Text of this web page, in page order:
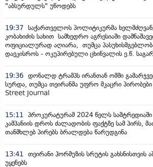
"აბსურდულს" უწოდებს
19:37 საქართველოს პოლიტიკურმა
კობახიძის სახით სამხედრო აგრესიაში
ოფიციალურად აღიარა, თუმცა პასუხისმგებლობა
დაეკისროს - ოკუპირებული ცხინვალის ე.წ.
19:36 დონალდ ტრამპს ირანთან ომში
სურდა, თუმცა თეირანმა უფრო მკაცრი პირობები
Street Journal
15:11 პროკურატურამ 2024 წელს სამტრედიაში
კამპანიის დროს ძალადობის ფაქტზე სამ პირს,
თანმხლებ პირებს ბრალდება წარუდგინა
13:41 თეირანი ჰორმუზის სრუტის გახსნისთვის
უყენებს